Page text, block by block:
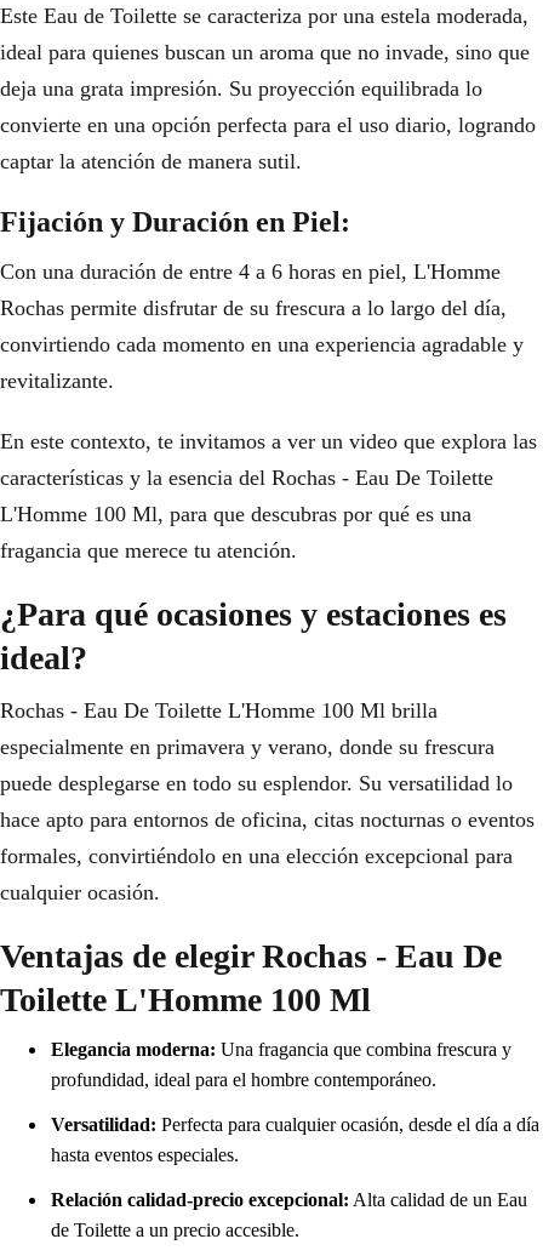
Este Eau de Toilette se caracteriza por una estela moderada,
ideal para quienes buscan un aroma que no invade, sino que
deja una grata impresión. Su proyección equilibrada lo
convierte en una opción perfecta para el uso diario, logrando
captar la atención de manera sutil.
Fijación y Duración en Piel:
Con una duración de entre 4 a 6 horas en piel, L'Homme
Rochas permite disfrutar de su frescura a lo largo del día,
convirtiendo cada momento en una experiencia agradable y
revitalizante.
En este contexto, te invitamos a ver un video que explora las
características y la esencia del Rochas - Eau De Toilette
L'Homme 100 Ml, para que descubras por qué es una
fragancia que merece tu atención.
¿Para qué ocasiones y estaciones es
ideal?
Rochas - Eau De Toilette L'Homme 100 Ml brilla
especialmente en primavera y verano, donde su frescura
puede desplegarse en todo su esplendor. Su versatilidad lo
hace apto para entornos de oficina, citas nocturnas o eventos
formales, convirtiéndolo en una elección excepcional para
cualquier ocasión.
Ventajas de elegir Rochas - Eau De
Toilette L'Homme 100 Ml
Elegancia moderna: Una fragancia que combina frescura y
profundidad, ideal para el hombre contemporáneo.
Versatilidad: Perfecta para cualquier ocasión, desde el día a día
hasta eventos especiales.
Relación calidad-precio excepcional: Alta calidad de un Eau
de Toilette a un precio accesible.